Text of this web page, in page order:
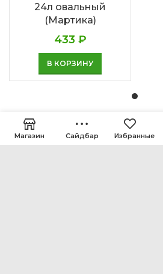
24л овальный
(Мартика)
433 ₽
В КОРЗИНУ
Магазин Сайдбар Избранные